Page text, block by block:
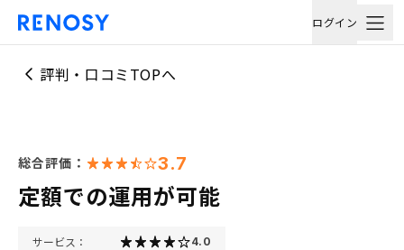
ログイン
評判・口コミTOPへ
総合評価： 3.7
定額での運用が可能
サービス： 4.0